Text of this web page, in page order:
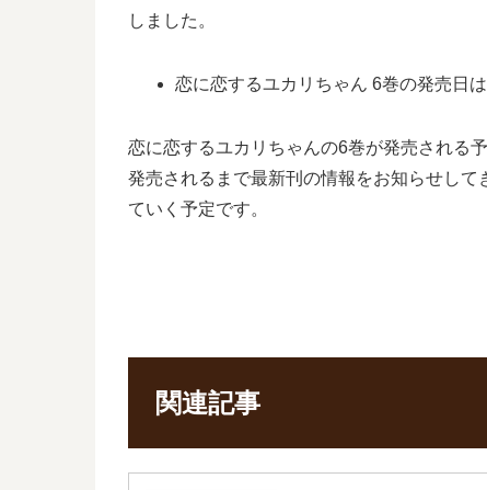
しました。
恋に恋するユカリちゃん 6巻の発売日
恋に恋するユカリちゃんの6巻が発売される
発売されるまで最新刊の情報をお知らせし
ていく予定です。
関連記事